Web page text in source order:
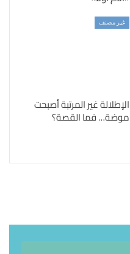
غير مصنف
الإطلالة غير المرتبة أصبحت
موضة… فما القصة؟